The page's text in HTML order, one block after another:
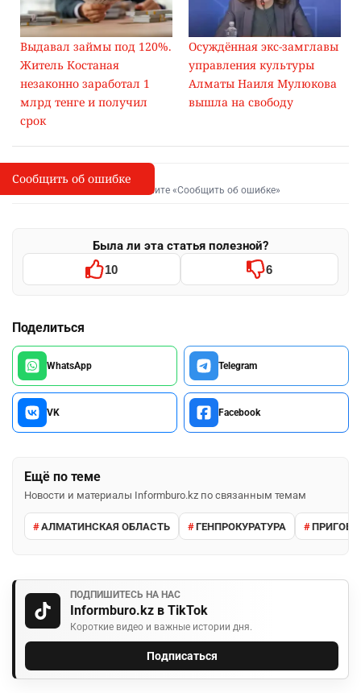
Выдавал займы под 120%.
Житель Костаная
незаконно заработал 1
млрд тенге и получил
срок
Осуждённая экс-замглавы
управления культуры
Алматы Наиля Мулюкова
вышла на свободу
I
Сообщить об опечатке
Выделите фрагмент и нажмите «Сообщить об ошибке»
Была ли эта статья полезной?
10 6
Поделиться
WhatsApp Telegram
VK Facebook
Ещё по теме
Новости и материалы Informburo.kz по связанным темам
АЛМАТИНСКАЯ ОБЛАСТЬ ГЕНПРОКУРАТУРА
ПОДПИШИТЕСЬ НА НАС
Informburo.kz в TikTok
Короткие видео и важные истории дня.
Подписаться
Сообщить об ошибке